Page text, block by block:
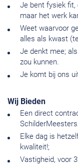
Je bent fysiek fit,
maar het werk
Weet waarvoor
alles als kwast
Je denkt mee;
zou kunnen.
Je komt bij ons
Wij Bieden
Een direct
Elke dag is
kwaliteit!;
Vastigheid, voor